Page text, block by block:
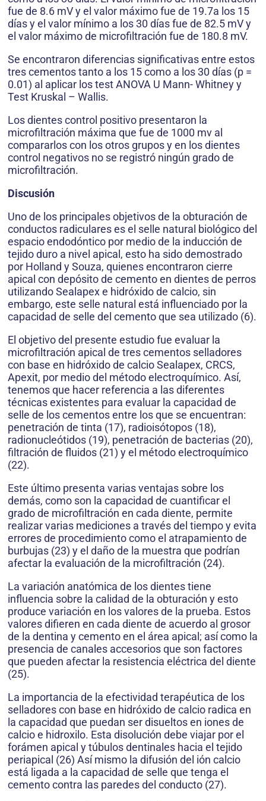
fue de 8.6 mV y el valor máximo fue de 19.7a los 15
días y el valor mínimo a los 30 días fue de 82.5 mV y
el valor máximo de microfiltración fue de 180.8 mV.
Se encontraron diferencias significativas entre estos
tres cementos tanto a los 15 como a los 30 días (p =
0.01) al aplicar los test ANOVA U Mann- Whitney y
Test Kruskal – Wallis.
Los dientes control positivo presentaron la
microfiltración máxima que fue de 1000 mv al
compararlos con los otros grupos y en los dientes
control negativos no se registró ningún grado de
microfiltración.
Discusión
Uno de los principales objetivos de la obturación de
conductos radiculares es el selle natural biológico del
espacio endodóntico por medio de la inducción de
tejido duro a nivel apical, esto ha sido demostrado
por Holland y Souza, quienes encontraron cierre
apical con depósito de cemento en dientes de perros
utilizando Sealapex e hidróxido de calcio, sin
embargo, este selle natural está influenciado por la
capacidad de selle del cemento que sea utilizado (6).
El objetivo del presente estudio fue evaluar la
microfiltración apical de tres cementos selladores
con base en hidróxido de calcio Sealapex, CRCS,
Apexit, por medio del método electroquímico. Así,
tenemos que hacer referencia a las diferentes
técnicas existentes para evaluar la capacidad de
selle de los cementos entre los que se encuentran:
penetración de tinta (17), radioisótopos (18),
radionucleótidos (19), penetración de bacterias (20),
filtración de fluidos (21) y el método electroquímico
(22).
Este último presenta varias ventajas sobre los
demás, como son la capacidad de cuantificar el
grado de microfiltración en cada diente, permite
realizar varias mediciones a través del tiempo y evita
errores de procedimiento como el atrapamiento de
burbujas (23) y el daño de la muestra que podrían
afectar la evaluación de la microfiltración (24).
La variación anatómica de los dientes tiene
influencia sobre la calidad de la obturación y esto
produce variación en los valores de la prueba. Estos
valores difieren en cada diente de acuerdo al grosor
de la dentina y cemento en el área apical; así como la
presencia de canales accesorios que son factores
que pueden afectar la resistencia eléctrica del diente
(25).
La importancia de la efectividad terapéutica de los
selladores con base en hidróxido de calcio radica en
la capacidad que puedan ser disueltos en iones de
calcio e hidroxilo. Esta disolución debe viajar por el
forámen apical y túbulos dentinales hacia el tejido
periapical (26) Así mismo la difusión del ión calcio
está ligada a la capacidad de selle que tenga el
cemento contra las paredes del conducto (27).